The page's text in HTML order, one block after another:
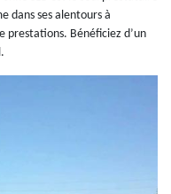
dans ses alentours à
prestations. Bénéficiez d’un